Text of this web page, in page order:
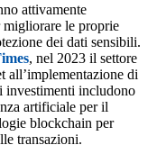
attivamente
le proprie
dei dati sensibili.
, nel 2023 il settore
all’implementazione di
investimenti includono
artificiale per il
blockchain per
transazioni.